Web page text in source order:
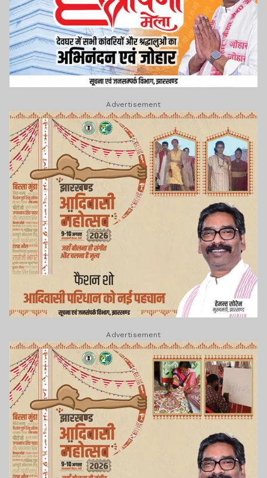
Advertisement
Advertisement